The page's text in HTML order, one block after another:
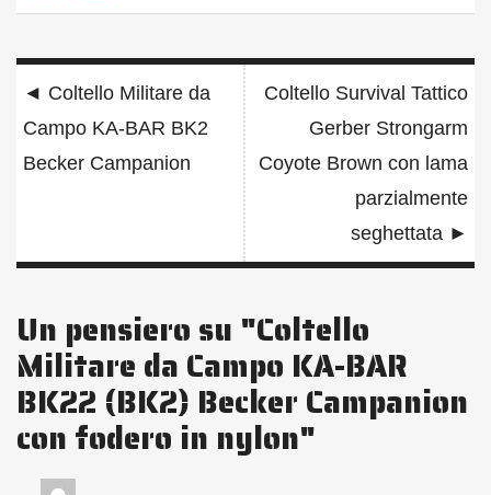
Navigazione
articoli
◄ Coltello Militare da
Campo KA-BAR BK2
Becker Campanion
Coltello Survival Tattico
Gerber Strongarm
Coyote Brown con lama
parzialmente
seghettata ►
Un pensiero su "Coltello
Militare da Campo KA-BAR
BK22 (BK2) Becker Campanion
con fodero in nylon"